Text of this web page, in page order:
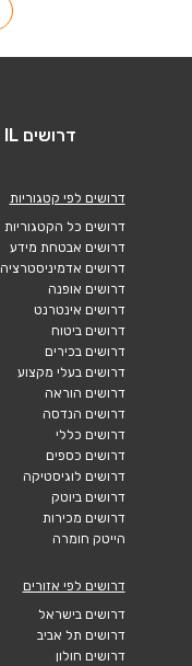
דרושים IL אתר הדרושים של ישראל
דרושים לפי קטגוריות
דרושים כל הקטגוריות
דרושים אבטחת מידע
דרושים אדמיניסטרציה
דרושים אופנה
דרושים אינטרנט
דרושים ביטוח
דרושים בכירים
דרושים בעלי מקצוע
דרושים הוראה
דרושים הנדסה
דרושים כללי
דרושים כספים
דרושים לוגיסטיקה
דרושים ביוטק
דרושים מכירות
הייטק חומרה
דרושים לפי אזורים
דרושים בישראל
דרושים תל אביב
דרושים חולון